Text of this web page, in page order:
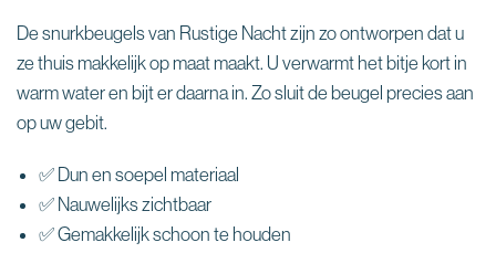
De snurkbeugels van Rustige Nacht zijn zo ontworpen dat u
ze thuis makkelijk op maat maakt. U verwarmt het bitje kort in
warm water en bijt er daarna in. Zo sluit de beugel precies aan
op uw gebit.
✅ Dun en soepel materiaal
✅ Nauwelijks zichtbaar
✅ Gemakkelijk schoon te houden